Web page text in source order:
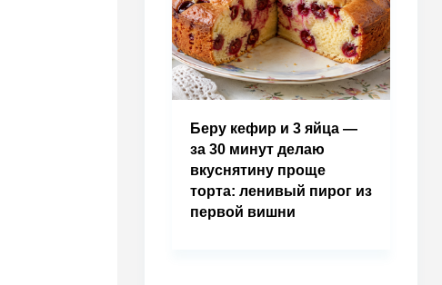
Беру кефир и 3 яйца —
за 30 минут делаю
вкуснятину проще
торта: ленивый пирог из
первой вишни